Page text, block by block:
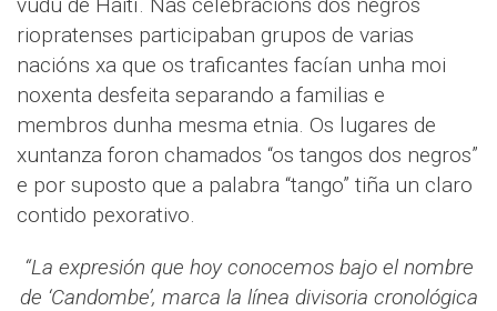
riopratenses participaban grupos de varias
nacións xa que os traficantes facían unha moi
noxenta desfeita separando a familias e
membros dunha mesma etnia. Os lugares de
xuntanza foron chamados “os tangos dos negros”
e por suposto que a palabra “tango” tiña un claro
contido pexorativo.
“La expresión que hoy conocemos bajo el nombre
de ‘Candombe’, marca la línea divisoria cronológica